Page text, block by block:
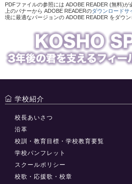
PDFファイルの参照には ADOBE READER (無料)が
上のバナーから ADOBE READERのダウンロードサ
境に最適なバージョンの ADOBE READER をダウン
学校紹介
校長あいさつ
沿革
校訓・教育目標・学校教育要覧
学校パンフレット
スクールポリシー
校歌・応援歌・校章